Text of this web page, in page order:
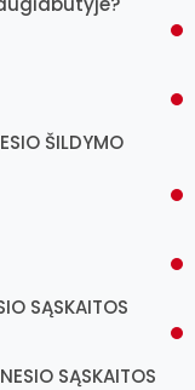
ŠILDYMO
SĄSKAITOS
SĄSKAITOS